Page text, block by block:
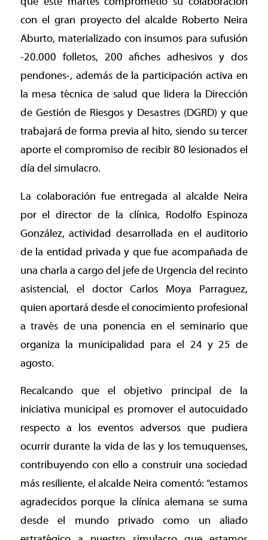
con el gran proyecto del alcalde Roberto Neira
Aburto, materializado con insumos para sufusión
-20.000 folletos, 200 afiches adhesivos y dos
pendones-, además de la participación activa en
la mesa técnica de salud que lidera la Dirección
de Gestión de Riesgos y Desastres (DGRD) y que
trabajará de forma previa al hito, siendo su tercer
aporte el compromiso de recibir 80 lesionados el
día del simulacro.
La colaboración fue entregada al alcalde Neira
por el director de la clínica, Rodolfo Espinoza
González, actividad desarrollada en el auditorio
de la entidad privada y que fue acompañada de
una charla a cargo del jefe de Urgencia del recinto
asistencial, el doctor Carlos Moya Parraguez,
quien aportará desde el conocimiento profesional
a través de una ponencia en el seminario que
organiza la municipalidad para el 24 y 25 de
agosto.
Recalcando que el objetivo principal de la
iniciativa municipal es promover el autocuidado
respecto a los eventos adversos que pudiera
ocurrir durante la vida de las y los temuquenses,
contribuyendo con ello a construir una sociedad
más resiliente, el alcalde Neira comentó: “estamos
agradecidos porque la clínica alemana se suma
desde el mundo privado como un aliado